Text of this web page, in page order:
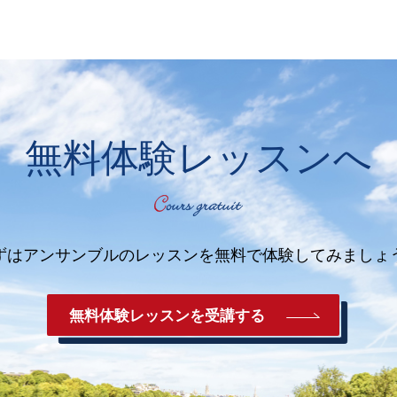
無料体験レッスンへ
はアンサンブルのレッスンを無料で体験してみましょ
無料体験レッスンを受講する